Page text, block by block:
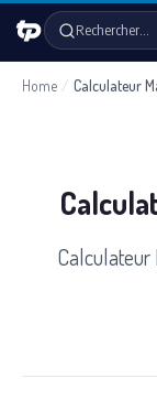
Rechercher…
Home / Calculateur
Calculateur